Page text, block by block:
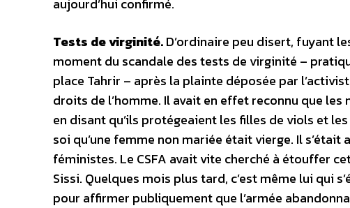
aujourd’hui confirmé.
Tests de virginité.D’ordinaire peu disert, fuyant
moment du scandale des tests de virginité –
place Tahrir – après la plainte déposée par
droits de l’homme. Il avait en effet reconnu que
en disant qu’ils protégeaient les filles de viols et
soi qu’une femme non mariée était vierge. Il
féministes. Le CSFA avait vite cherché à étouffer
Sissi. Quelques mois plus tard, c’est même lui qui
pour affirmer publiquement que l’armée